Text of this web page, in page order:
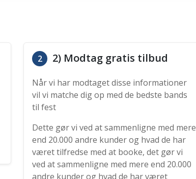
2 2) Modtag gratis tilbud
Når vi har modtaget disse informationer
vil vi matche dig op med de bedste bands
til fest
Dette gør vi ved at sammenligne med mere
end 20.000 andre kunder og hvad de har
været tilfredse med at booke, det gør vi
ved at sammenligne med mere end 20.000
andre kunder og hvad de har været